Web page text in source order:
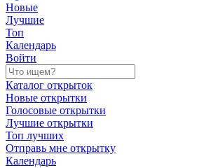
Новые
Лучшие
Топ
Календарь
Войти
Каталог открыток
Новые открытки
Голосовые открытки
Лучшие открытки
Топ лучших
Отправь мне открытку
Календарь